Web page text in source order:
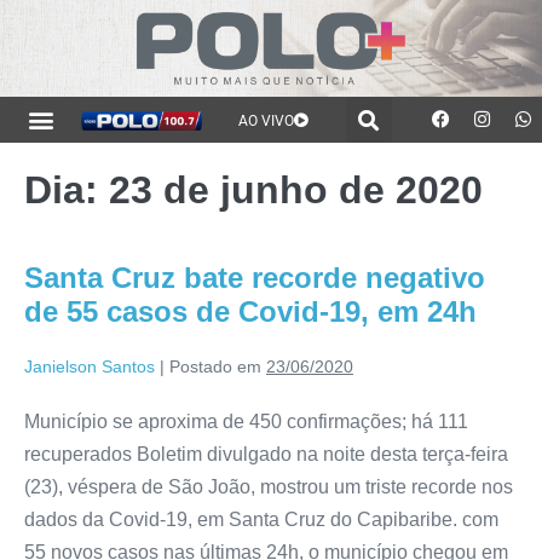
AO VIVO
Dia: 23 de junho de 2020
Santa Cruz bate recorde negativo
de 55 casos de Covid-19, em 24h
Janielson Santos | Postado em 23/06/2020
Município se aproxima de 450 confirmações; há 111
recuperados Boletim divulgado na noite desta terça-feira
(23), véspera de São João, mostrou um triste recorde nos
dados da Covid-19, em Santa Cruz do Capibaribe. com
55 novos casos nas últimas 24h, o município chegou em